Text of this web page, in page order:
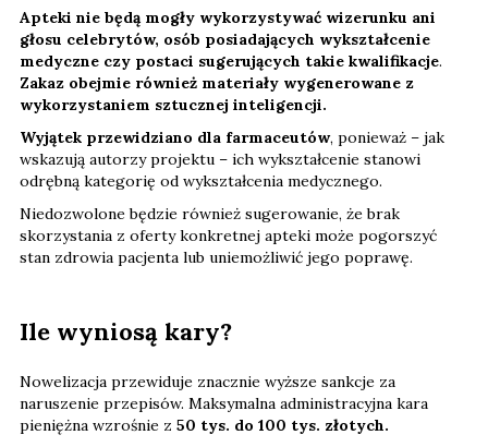
Apteki nie będą mogły wykorzystywać wizerunku ani
głosu celebrytów, osób posiadających wykształcenie
medyczne czy postaci sugerujących takie kwalifikacje.
Zakaz obejmie również materiały wygenerowane z
wykorzystaniem sztucznej inteligencji.
Wyjątek przewidziano dla farmaceutów, ponieważ – jak
wskazują autorzy projektu – ich wykształcenie stanowi
odrębną kategorię od wykształcenia medycznego.
Niedozwolone będzie również sugerowanie, że brak
skorzystania z oferty konkretnej apteki może pogorszyć
stan zdrowia pacjenta lub uniemożliwić jego poprawę.
Ile wyniosą kary?
Nowelizacja przewiduje znacznie wyższe sankcje za
naruszenie przepisów. Maksymalna administracyjna kara
pieniężna wzrośnie z 50 tys. do 100 tys. złotych.